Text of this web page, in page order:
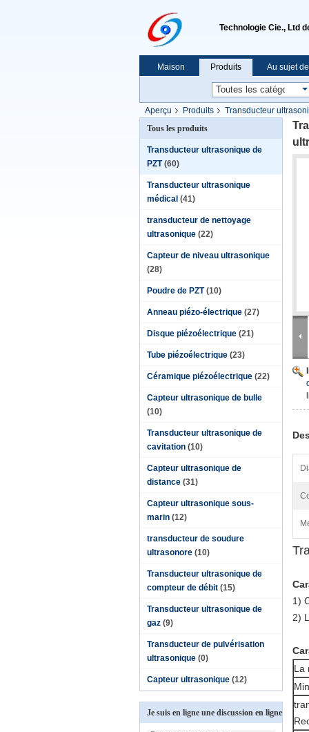
Technologie Cie., Ltd
Maison Produits Au sujet
Aperçu Produits
Transducteur
Tous les produits
Transducteur ultrasonique de
PZT (60)
Transducteur ultrasonique
médical (41)
transducteur de nettoyage
ultrasonique (22)
Capteur de niveau ultrasonique
(28)
Poudre de PZT (10)
Anneau piézo-électrique (27)
Disque piézoélectrique (21)
Tube piézoélectrique (23)
Céramique piézoélectrique (22)
Capteur ultrasonique de bulle
(10)
Transducteur ultrasonique de
cavitation (10)
Capteur ultrasonique de
distance (31)
Capteur ultrasonique sous-
marin (12)
transducteur de soudure
ultrasonore (10)
Transducteur ultrasonique de
compteur de débit (15)
Transducteur ultrasonique de
gaz (9)
Transducteur de pulvérisation
ultrasonique (0)
Capteur ultrasonique (12)
Je suis en ligne une discussion en ligne
1)
2)
La